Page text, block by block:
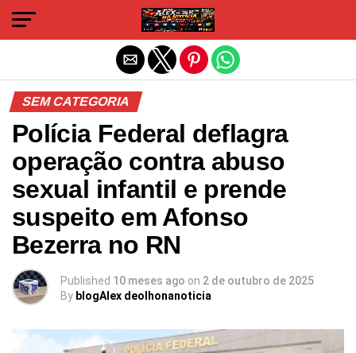
SEM CATEGORIA
Polícia Federal deflagra
operação contra abuso
sexual infantil e prende
suspeito em Afonso
Bezerra no RN
Published 10 meses ago on 2 de outubro de 2025
By blogAlex deolhonanoticia
Sair da versão mobile